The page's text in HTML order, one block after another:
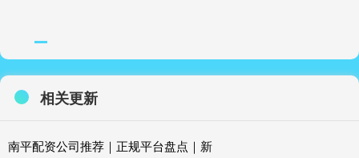
相关更新
南平配资公司推荐｜正规平台盘点｜新